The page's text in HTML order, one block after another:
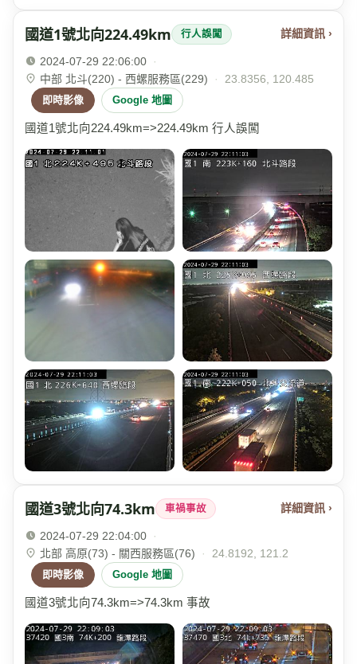
國道1號北向224.49km 行人誤闖 詳細資訊 ›
2024-07-29 22:06:00
·
中部 北斗(220) - 西螺服務區(229)
· 23.8356, 120.485
即時影像 Google 地圖
國道1號北向224.49km=>224.49km 行人誤闖
國道3號北向74.3km 車禍事故 詳細資訊 ›
2024-07-29 22:04:00
·
北部 高原(73) - 關西服務區(76)
· 24.8192, 121.2
即時影像 Google 地圖
國道3號北向74.3km=>74.3km 事故